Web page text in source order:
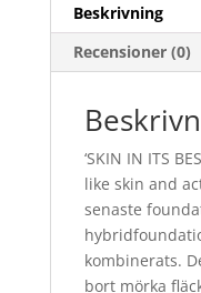
Beskrivning
Recensioner (0)
‘SKIN IN ITS
like skin and
senaste
kombinerats.
bort mörka